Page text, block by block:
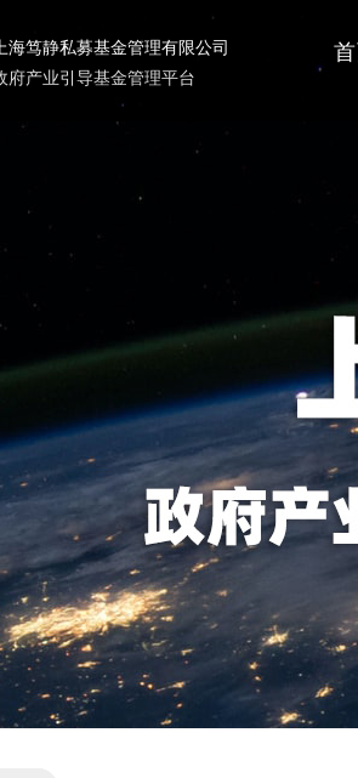
海笃静私募基金管理有限公司
府产业引导基金管理平台